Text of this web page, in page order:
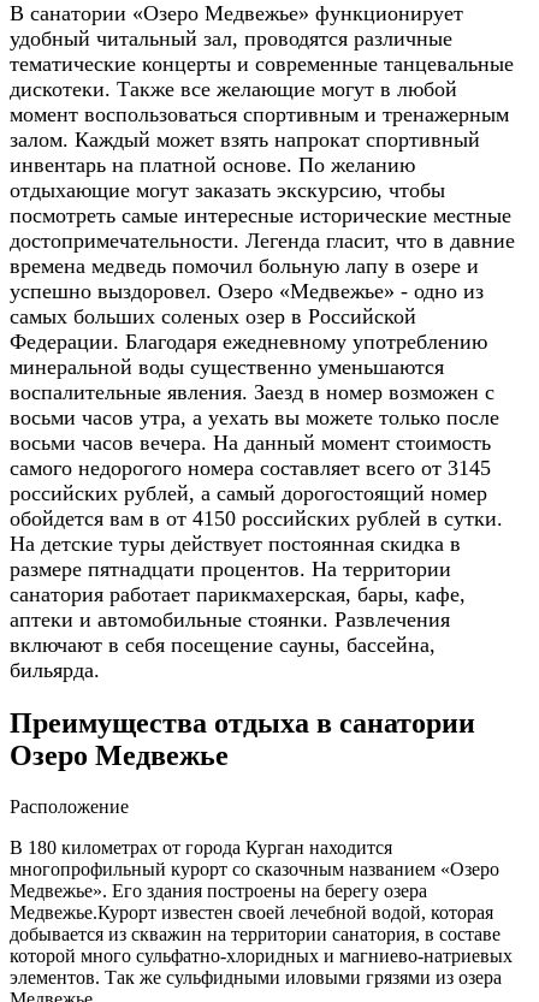
В санатории «Озеро Медвежье» функционирует
удобный читальный зал, проводятся различные
тематические концерты и современные танцевальные
дискотеки. Также все желающие могут в любой
момент воспользоваться спортивным и тренажерным
залом. Каждый может взять напрокат спортивный
инвентарь на платной основе. По желанию
отдыхающие могут заказать экскурсию, чтобы
посмотреть самые интересные исторические местные
достопримечательности. Легенда гласит, что в давние
времена медведь помочил больную лапу в озере и
успешно выздоровел. Озеро «Медвежье» - одно из
самых больших соленых озер в Российской
Федерации. Благодаря ежедневному употреблению
минеральной воды существенно уменьшаются
воспалительные явления. Заезд в номер возможен с
восьми часов утра, а уехать вы можете только после
восьми часов вечера. На данный момент стоимость
самого недорогого номера составляет всего от 3145
российских рублей, а самый дорогостоящий номер
обойдется вам в от 4150 российских рублей в сутки.
На детские туры действует постоянная скидка в
размере пятнадцати процентов. На территории
санатория работает парикмахерская, бары, кафе,
аптеки и автомобильные стоянки. Развлечения
включают в себя посещение сауны, бассейна,
бильярда.
Преимущества отдыха в санатории
Озеро Медвежье
Расположение
В 180 километрах от города Курган находится
многопрофильный курорт со сказочным названием «Озеро
Медвежье». Его здания построены на берегу озера
Медвежье.Курорт известен своей лечебной водой, которая
добывается из скважин на территории санатория, в составе
которой много сульфатно-хлоридных и магниево-натриевых
элементов. Так же сульфидными иловыми грязями из озера